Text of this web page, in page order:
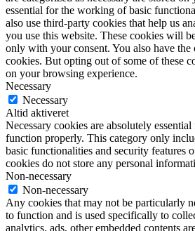
essential for the working of basic
also use third-party cookies that help us
you use this website. These cookies will
only with your consent. You also have
cookies. But opting out of some of these
on your browsing experience.
Necessary
Necessary
Altid aktiveret
Necessary cookies are absolutely
function properly. This category only
basic functionalities and security features
cookies do not store any personal
Non-necessary
Non-necessary
Any cookies that may not be particularly
to function and is used specifically to
analytics, ads, other embedded contents